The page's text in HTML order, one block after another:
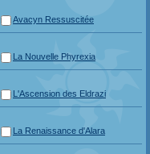
Avacyn Ressuscitée
La Nouvelle Phyrexia
L'Ascension des Eldrazi
La Renaissance d'Alara